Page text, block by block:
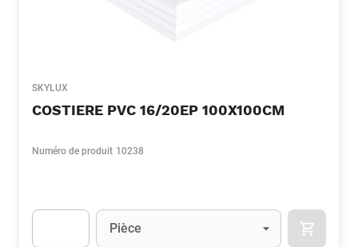
SKYLUX
COSTIERE PVC 16/20EP 100X100CM
Numéro de produit 10238
Unité
Pièce